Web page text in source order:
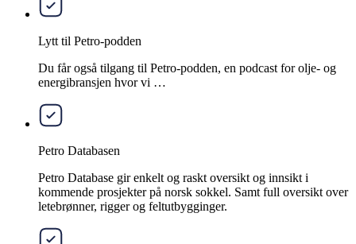
Lytt til Petro-podden
Du får også tilgang til Petro-podden, en podcast for olje- og
energibransjen hvor vi …
Petro Databasen
Petro Database gir enkelt og raskt oversikt og innsikt i
kommende prosjekter på norsk sokkel. Samt full oversikt over
letebrønner, rigger og feltutbygginger.